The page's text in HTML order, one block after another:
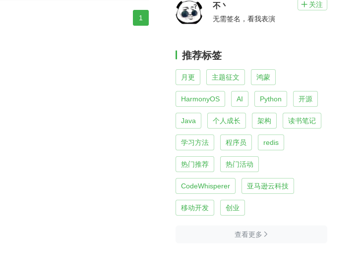
1
不丶  关注
无需签名，看我表演
推荐标签
月更 主题征文 鸿蒙
HarmonyOS AI Python 开源
Java 个人成长 架构 读书笔记
学习方法 程序员 redis
热门推荐 热门活动
CodeWhisperer 亚马逊云科技
移动开发 创业
查看更多 